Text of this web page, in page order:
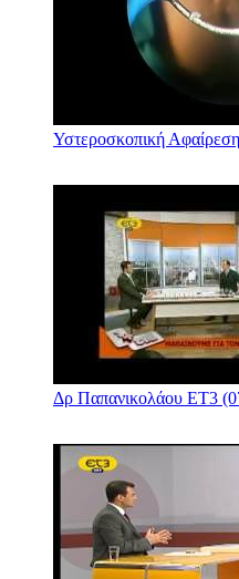
Υστεροσκοπική
Δρ Παπανικολάου ΕΤ3